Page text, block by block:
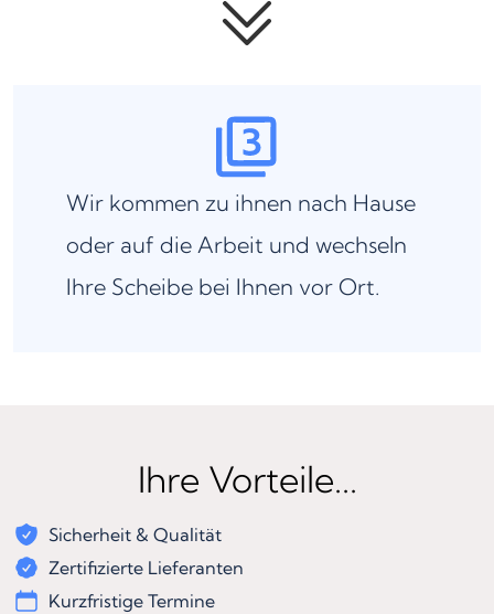
Wir kommen zu ihnen nach Hause
oder auf die Arbeit und wechseln
Ihre Scheibe bei Ihnen vor Ort.
Ihre Vorteile...
Sicherheit & Qualität
Zertifizierte Lieferanten
Kurzfristige Termine